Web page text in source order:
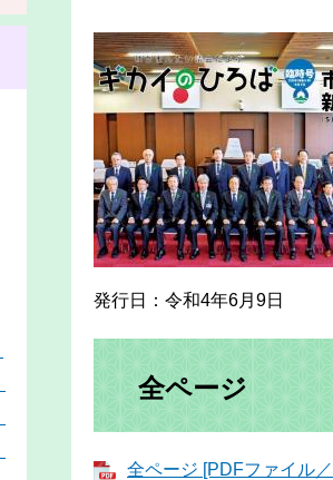
発行日：令和4年6月9日
全ページ
全ページ [PDFファイル